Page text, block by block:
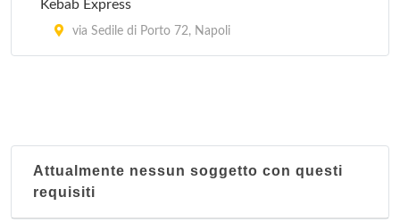
Kebab Express
via Sedile di Porto 72, Napoli
Attualmente nessun soggetto con questi
requisiti